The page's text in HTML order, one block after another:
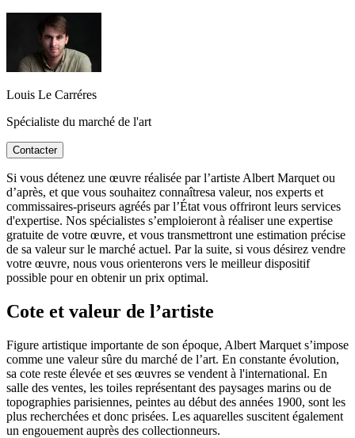
Louis Le Carréres
Spécialiste du marché de l'art
Contacter
Si vous détenez une œuvre réalisée par l’artiste Albert Marquet ou
d’après, et que vous souhaitez connaîtresa valeur, nos experts et
commissaires-priseurs agréés par l’État vous offriront leurs services
d'expertise. Nos spécialistes s’emploieront à réaliser une expertise
gratuite de votre œuvre, et vous transmettront une estimation précise
de sa valeur sur le marché actuel. Par la suite, si vous désirez vendre
votre œuvre, nous vous orienterons vers le meilleur dispositif
possible pour en obtenir un prix optimal.
Cote et valeur de l’artiste
Figure artistique importante de son époque, Albert Marquet s’impose
comme une valeur sûre du marché de l’art. En constante évolution,
sa cote reste élevée et ses œuvres se vendent à l'international. En
salle des ventes, les toiles représentant des paysages marins ou de
topographies parisiennes, peintes au début des années 1900, sont les
plus recherchées et donc prisées. Les aquarelles suscitent également
un engouement auprès des collectionneurs.